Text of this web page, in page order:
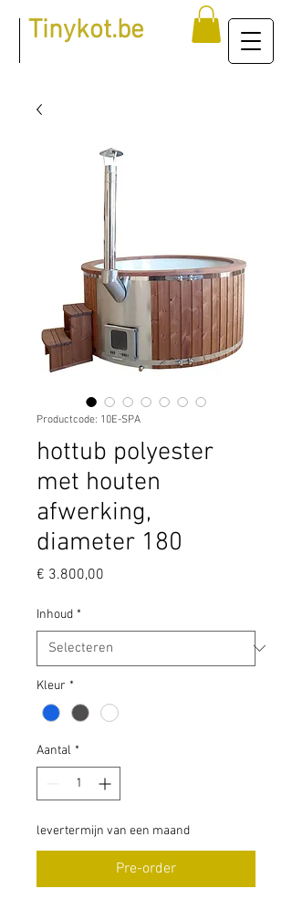
Tinykot.be
Productcode: 10E-SPA
hottub polyester
met houten
afwerking,
diameter 180
€ 3.800,00
Inhoud *
Kleur *
Aantal *
levertermijn van een maand
Pre-order